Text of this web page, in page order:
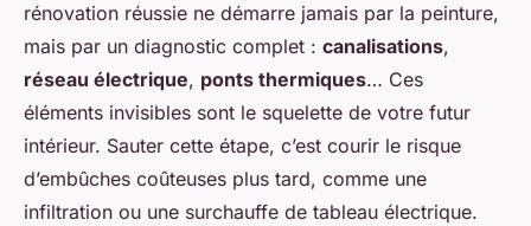
rénovation réussie ne démarre jamais par la peinture,
mais par un diagnostic complet : canalisations,
réseau électrique, ponts thermiques… Ces
éléments invisibles sont le squelette de votre futur
intérieur. Sauter cette étape, c’est courir le risque
d’embûches coûteuses plus tard, comme une
infiltration ou une surchauffe de tableau électrique.